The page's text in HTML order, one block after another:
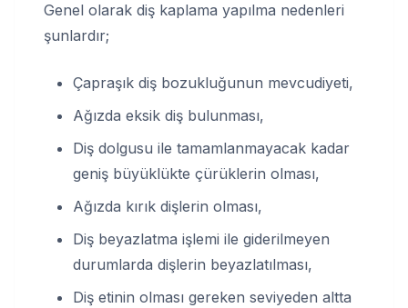
Genel olarak diş kaplama yapılma nedenleri
şunlardır;
Çapraşık diş bozukluğunun mevcudiyeti,
Ağızda eksik diş bulunması,
Diş dolgusu ile tamamlanmayacak kadar
geniş büyüklükte çürüklerin olması,
Ağızda kırık dişlerin olması,
Diş beyazlatma işlemi ile giderilmeyen
durumlarda dişlerin beyazlatılması,
Diş etinin olması gereken seviyeden altta